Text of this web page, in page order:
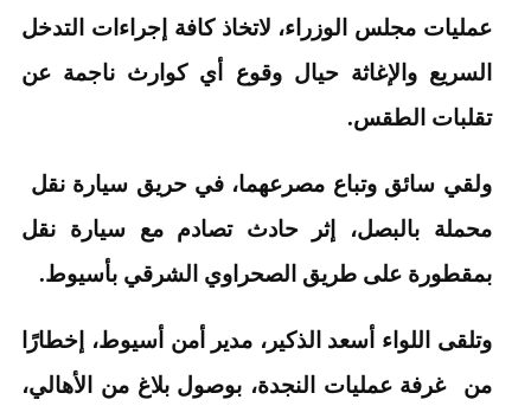
عمليات مجلس الوزراء، لاتخاذ كافة إجراءات التدخل
السريع والإغاثة حيال وقوع أي كوارث ناجمة عن
تقلبات الطقس.
ولقي سائق وتباع مصرعهما، في حريق سيارة نقل
محملة بالبصل، إثر حادث تصادم مع سيارة نقل
بمقطورة على طريق الصحراوي الشرقي بأسيوط.
وتلقى اللواء أسعد الذكير، مدير أمن أسيوط، إخطارًا
من غرفة عمليات النجدة، بوصول بلاغ من الأهالي،